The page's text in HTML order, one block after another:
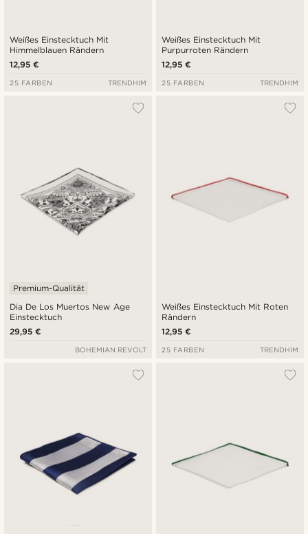
Weißes Einstecktuch Mit
Himmelblauen Rändern
12,95 €
25 FARBEN TRENDHIM
Weißes Einstecktuch Mit
Purpurroten Rändern
12,95 €
25 FARBEN TRENDHIM
Dia De Los Muertos New Age
Einstecktuch
Premium-Qualität
29,95 €
BOHEMIAN REVOLT
Weißes Einstecktuch Mit Roten
Rändern
12,95 €
25 FARBEN TRENDHIM